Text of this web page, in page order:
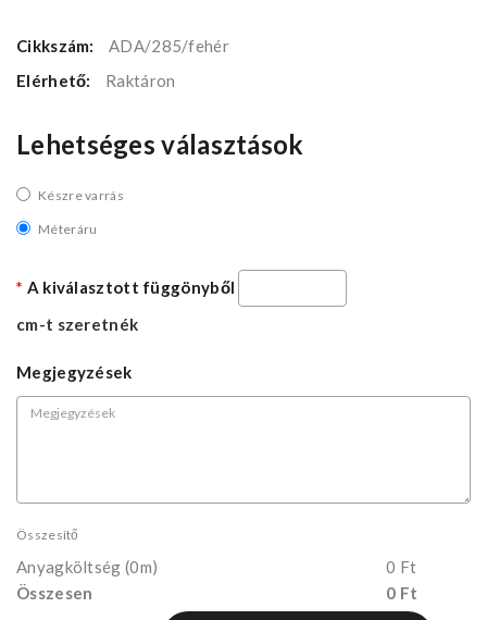
Cikkszám:
ADA/285/fehér
Elérhető:
Raktáron
Lehetséges választások
Készre varrás
Méteráru
A kiválasztott függönyből
cm-t szeretnék
Megjegyzések
Összesítő
Anyagköltség (0m)
0 Ft
Összesen
0 Ft